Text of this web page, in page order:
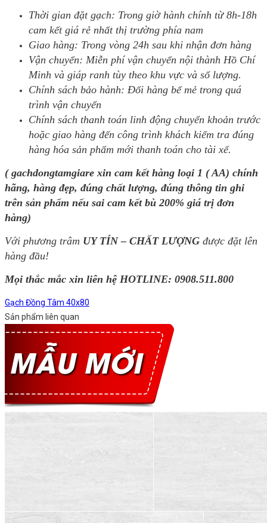
Thời gian đặt gạch: Trong giờ hành chính từ 8h-18h
cam kết giá rẻ nhất thị trường phía nam
Giao hàng: Trong vòng 24h sau khi nhận đơn hàng
Vận chuyển: Miễn phí vận chuyển nội thành Hồ Chí
Minh và giáp ranh tùy theo khu vực và số lượng.
Chính sách bảo hành: Đổi hàng bể mẻ trong quá
trình vận chuyển
Chính sách thanh toán linh động chuyển khoản trước
hoặc giao hàng đến công trình khách kiểm tra đúng
hàng hóa sản phẩm mới thanh toán cho tài xế.
( gachdongtamgiare xin cam kết hàng loại 1 ( AA) chính
hãng, hàng đẹp, đúng chất lượng, đúng thông tin ghi
trên sản phẩm nếu sai cam kết bù 200% giá trị đơn
hàng)
Với phương trâm UY TÍN – CHẤT LƯỢNG được đặt lên
hàng đầu!
Mọi thắc mắc xin liên hệ HOTLINE: 0908.511.800
Gạch Đồng Tâm 40x80
Sản phẩm liên quan